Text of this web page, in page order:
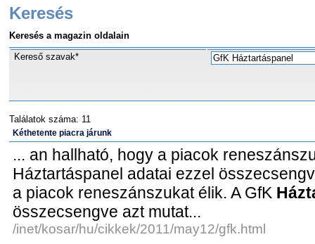
Keresés
Keresés a magazin oldalain
Kereső szavak*
Találatok száma: 11
Kéthetente piacra járunk
... an hallható, hogy a piacok
Háztartáspanel adatai ezzel
a piacok reneszánszukat élik. A GfK
összecsengve azt mutat...
/inet/kosar/hu/cikkek/2011/may12/gfk.html